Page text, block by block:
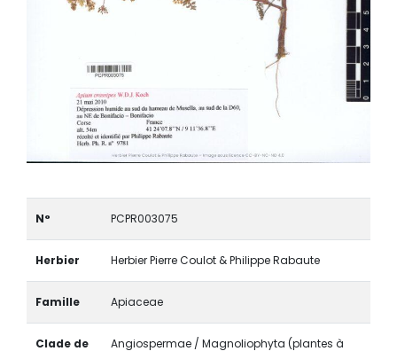
N° PCPR003075
Herbier Herbier Pierre Coulot & Philippe Rabaute
Famille Apiaceae
Clade de
Angiospermae / Magnoliophyta (plantes à